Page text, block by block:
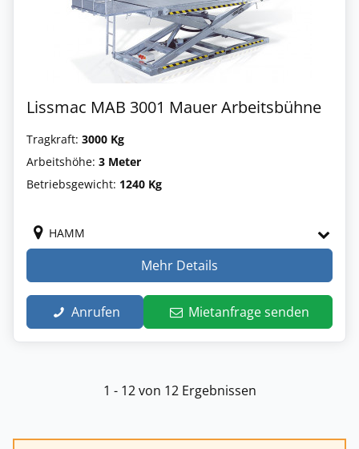
Lissmac MAB 3001 Mauer Arbeitsbühne
Tragkraft: 3000 Kg
Arbeitshöhe: 3 Meter
Betriebsgewicht: 1240 Kg
HAMM
Mehr Details
Anrufen Mietanfrage senden
1 - 12 von 12 Ergebnissen